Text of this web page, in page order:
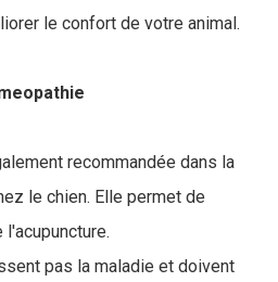
le confort de votre animal.
recommandée dans la
le chien. Elle permet de
pas la maladie et doivent